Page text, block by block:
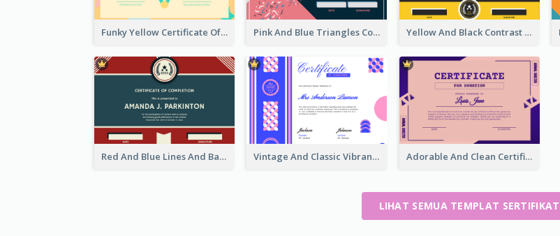
Funky Yellow Certificate Of Singing Content Champion Pink And Blue Triangles Confetti Celebration Certificate Yellow And Black Contrast Simple Certificate
Red And Blue Lines And Badge Completion Certificate Vintage And Classic Vibrant Certificate Design Ideas Adorable And Clean Certificate Design Ideas
LIHAT SEMUA TEMPLAT SERTIFIKAT